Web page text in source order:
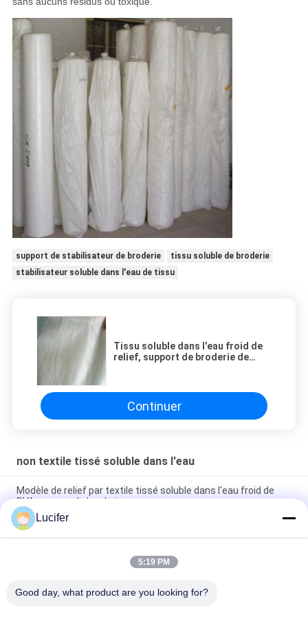
support de stabilisateur de broderie
tissu soluble de broderie
stabilisateur soluble dans l'eau de tissu
Tissu soluble dans l'eau froid de
relief, support de broderie de
Continuer
non textile tissé soluble dans l'eau
Modèle de relief par textile tissé soluble dans l'eau froid de
PVA non pour la broderie
Tissu soluble dans l'eau froid de relief, support de broderie de
100% PVA
non textile tissé 30gsm soluble dans l'eau/tissu de
Lucifer
5:19 PM
Good day, what product are you looking for?